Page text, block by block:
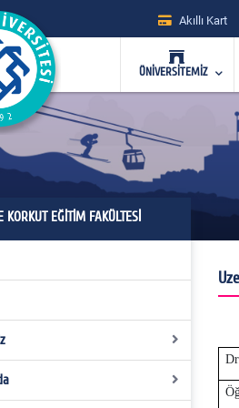
Akıllı Kart
ÜNİVERSİTEMİZ
EĞİTİM FAKÜLTESİ